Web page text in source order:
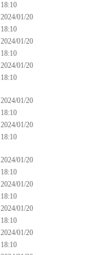
18:10
2024/01/20
18:10
2024/01/20
18:10
2024/01/20
18:10
2024/01/20
18:10
2024/01/20
18:10
2024/01/20
18:10
2024/01/20
18:10
2024/01/20
18:10
2024/01/20
18:10